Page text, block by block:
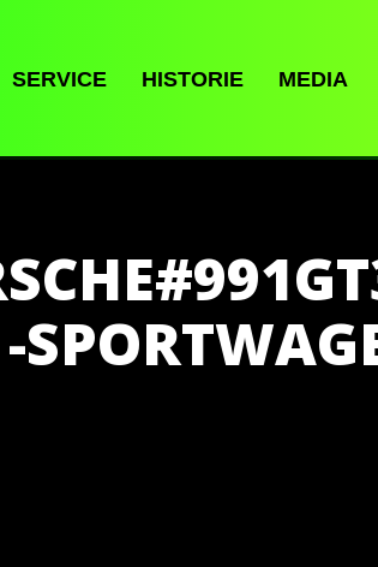
SERVICE HISTORIE MEDIA
-